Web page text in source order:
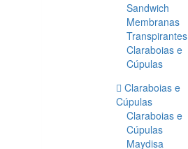
Sandwich
Membranas
Transpirantes
Claraboias e
Cúpulas
Claraboias e
Cúpulas
Claraboias e
Cúpulas
Maydisa